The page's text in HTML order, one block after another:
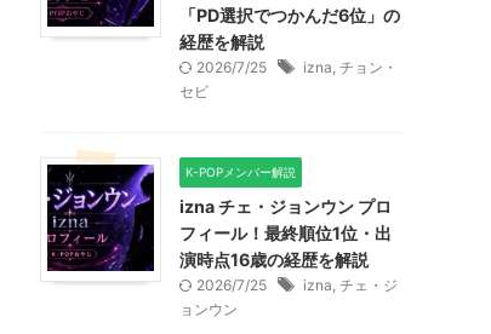
「PD選択でつかんだ6位」の
経歴を解説
2026/7/25 izna, チョン・
セビ
K-POPメンバー解説
izna チェ・ジョンウン プロ
フィール！最終順位1位・出
演時点16歳の経歴を解説
2026/7/25 izna, チェ・ジ
ョンウン